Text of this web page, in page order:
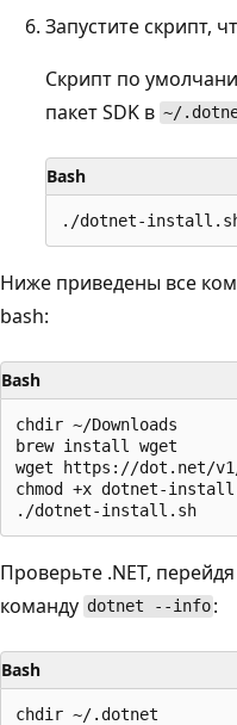
Запустите скрипт,
Скрипт по
пакет SDK в ~/
Bash
Ниже приведены все
bash:
Bash
chdir ~/Downloads
brew install wget
wget https://dot.net/
chmod +x dotnet-
Проверьте .NET,
команду dotnet --info :
Bash
chdir ~/.dotnet